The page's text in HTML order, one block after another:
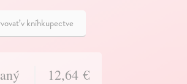
v kníhkupectve
12,64 €